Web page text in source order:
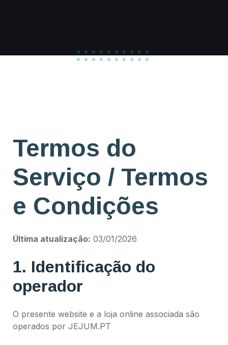
Termos do
Serviço / Termos
e Condições
Última atualização: 03/01/2026
1. Identificação do
operador
O presente website e a loja online associada são
operados por JEJUM.PT